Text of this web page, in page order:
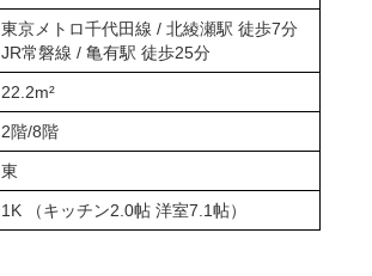
東京メトロ千代田線 / 北綾瀬駅 徒歩7分
JR常磐線 / 亀有駅 徒歩25分
22.2m²
2階/8階
東
1K （キッチン2.0帖 洋室7.1帖）